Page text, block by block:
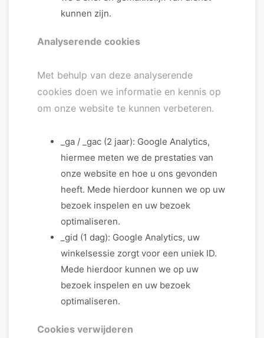
kunnen zijn.
Analyserende cookies
Met behulp van deze analyserende
cookies doen we informatie en kennis op
om onze website te kunnen verbeteren.
_ga / _gac (2 jaar): Google Analytics,
hiermee meten we de prestaties van
onze website en hoe u ons gevonden
heeft. Mede hierdoor kunnen we op uw
bezoek inspelen en uw bezoek
optimaliseren.
_gid (1 dag): Google Analytics, uw
winkelsessie zorgt voor een uniek ID.
Mede hierdoor kunnen we op uw
bezoek inspelen en uw bezoek
optimaliseren.
Cookies verwijderen